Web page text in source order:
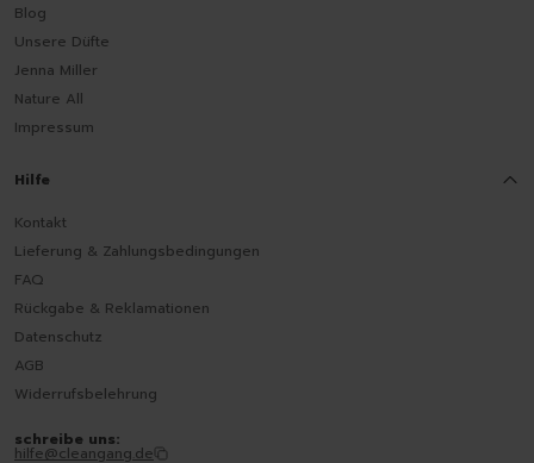
Blog
Unsere Düfte
Jenna Miller
Nature All
Impressum
Hilfe
Kontakt
Lieferung & Zahlungsbedingungen
FAQ
Rückgabe & Reklamationen
Datenschutz
AGB
Widerrufsbelehrung
schreibe uns:
hilfe@cleangang.de